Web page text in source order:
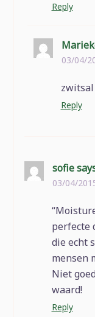
Reply
03/04/
Reply
sofie
03/04/
perfecte
die echt
mensen
Niet
waard!
Reply